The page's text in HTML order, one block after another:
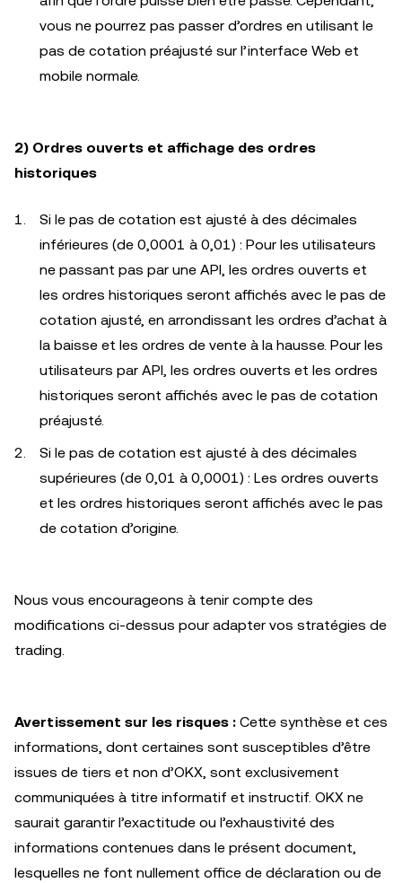
vous ne pourrez pas passer d’ordres en utilisant le
pas de cotation préajusté sur l’interface Web et
mobile normale.
2) Ordres ouverts et affichage des ordres
historiques
Si le pas de cotation est ajusté à des décimales
inférieures (de 0,0001 à 0,01) : Pour les utilisateurs
ne passant pas par une API, les ordres ouverts et
les ordres historiques seront affichés avec le pas de
cotation ajusté, en arrondissant les ordres d’achat à
la baisse et les ordres de vente à la hausse. Pour les
utilisateurs par API, les ordres ouverts et les ordres
historiques seront affichés avec le pas de cotation
préajusté.
Si le pas de cotation est ajusté à des décimales
supérieures (de 0,01 à 0,0001) : Les ordres ouverts
et les ordres historiques seront affichés avec le pas
de cotation d’origine.
Nous vous encourageons à tenir compte des
modifications ci-dessus pour adapter vos stratégies de
trading.
Avertissement sur les risques : Cette synthèse et ces
informations, dont certaines sont susceptibles d’être
issues de tiers et non d’OKX, sont exclusivement
communiquées à titre informatif et instructif. OKX ne
saurait garantir l’exactitude ou l’exhaustivité des
informations contenues dans le présent document,
lesquelles ne font nullement office de déclaration ou de